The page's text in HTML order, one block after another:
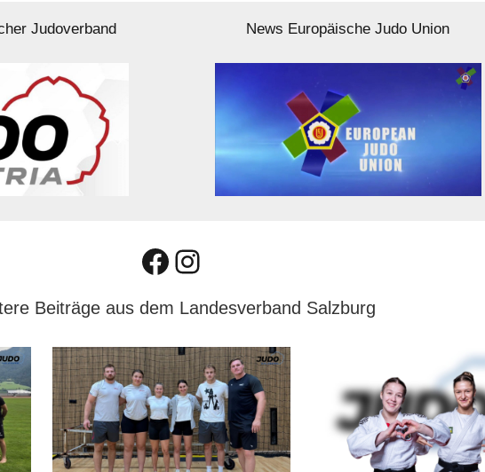
Judoverband News Europäische Judo Union
Facebook
Instagram
Beiträge aus dem Landesverband Salzburg